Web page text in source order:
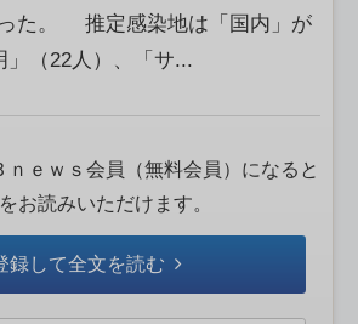
た。 推定感染地は「国内」が
」（22人）、「サ...
ｎｅｗｓ会員（無料会員）になると
お読みいただけます。
録して全文を読む